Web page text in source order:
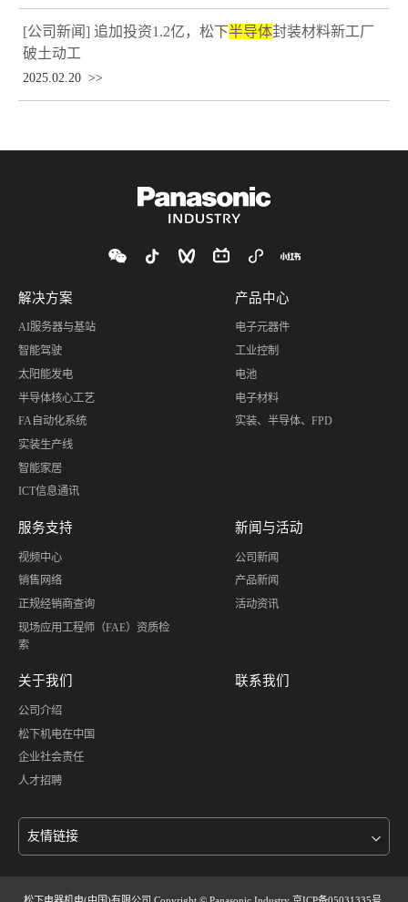
[公司新闻] 追加投资1.2亿，松下半导体封装材料新工厂
破土动工
2025.02.20 >>
解决方案
AI服务器与基站
智能驾驶
太阳能发电
半导体核心工艺
FA自动化系统
实装生产线
智能家居
ICT信息通讯
产品中心
电子元器件
工业控制
电池
电子材料
实装、半导体、FPD
服务支持
视频中心
销售网络
正规经销商查询
现场应用工程师（FAE）资质检
索
新闻与活动
公司新闻
产品新闻
活动资讯
关于我们
公司介绍
松下机电在中国
企业社会责任
人才招聘
联系我们
松下电器机电(中国)有限公司 Copyright © Panasonic Industry 京ICP备05031335号